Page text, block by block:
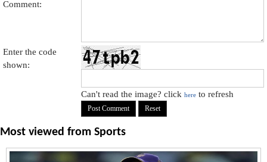
Comment:
Enter the code
shown:
Can't read the image? clickhere to refresh
Most viewed from Sports